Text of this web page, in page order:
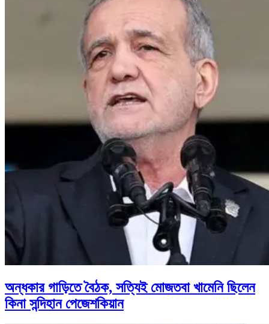
অন্ধকার গাড়িতে বৈঠক, সত্যিই মোজতবা খামেনি ছিলেন
কিনা সন্দিহান পেজেশকিয়ান